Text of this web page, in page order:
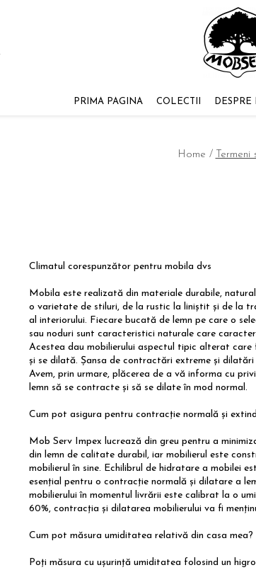
PRIMA PAGINA COLECTII DESPRE
Home / Termeni
Climatul corespunzător pentru mobila dvs
Mobila este realizată din materiale durabile,
o varietate de stiluri, de la rustic la liniștit și de la
al interiorului. Fiecare bucată de lemn pe care o
sau noduri sunt caracteristici naturale care
Acestea dau mobilierului aspectul tipic alterat
și se dilată. Șansa de contractări extreme și
Avem, prin urmare, plăcerea de a vă informa cu
lemn să se contracte și să se dilate în mod normal.
Cum pot asigura pentru contracție normală și
Mob Serv Impex lucrează din greu pentru a
din lemn de calitate durabil, iar mobilierul este
mobilierul în sine. Echilibrul de hidratare a mobilei
esențial pentru o contracție normală și dilatare a
mobilierului în momentul livrării este calibrat la o
60%, contracția și dilatarea mobilierului va fi
Cum pot măsura umiditatea relativă din casa mea?
Poți măsura cu ușurință umiditatea folosind un